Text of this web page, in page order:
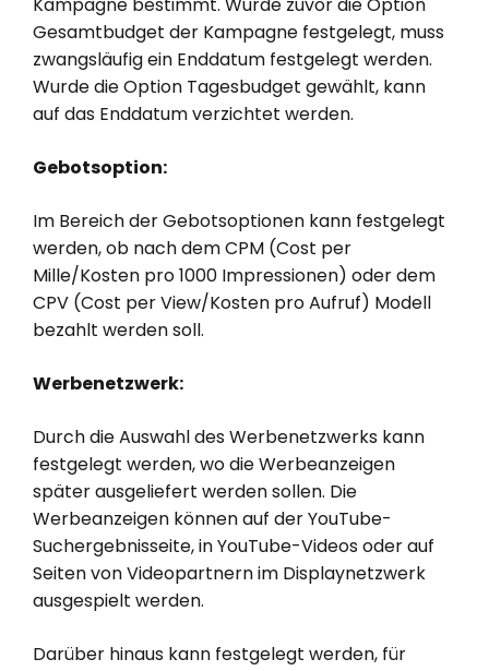
Gesamtbudget der Kampagne festgelegt, muss
zwangsläufig ein Enddatum festgelegt werden.
Wurde die Option Tagesbudget gewählt, kann
auf das Enddatum verzichtet werden.
Gebotsoption:
Im Bereich der Gebotsoptionen kann festgelegt
werden, ob nach dem CPM (Cost per
Mille/Kosten pro 1000 Impressionen) oder dem
CPV (Cost per View/Kosten pro Aufruf) Modell
bezahlt werden soll.
Werbenetzwerk:
Durch die Auswahl des Werbenetzwerks kann
festgelegt werden, wo die Werbeanzeigen
später ausgeliefert werden sollen. Die
Werbeanzeigen können auf der YouTube-
Suchergebnisseite, in YouTube-Videos oder auf
Seiten von Videopartnern im Displaynetzwerk
ausgespielt werden.
Darüber hinaus kann festgelegt werden, für